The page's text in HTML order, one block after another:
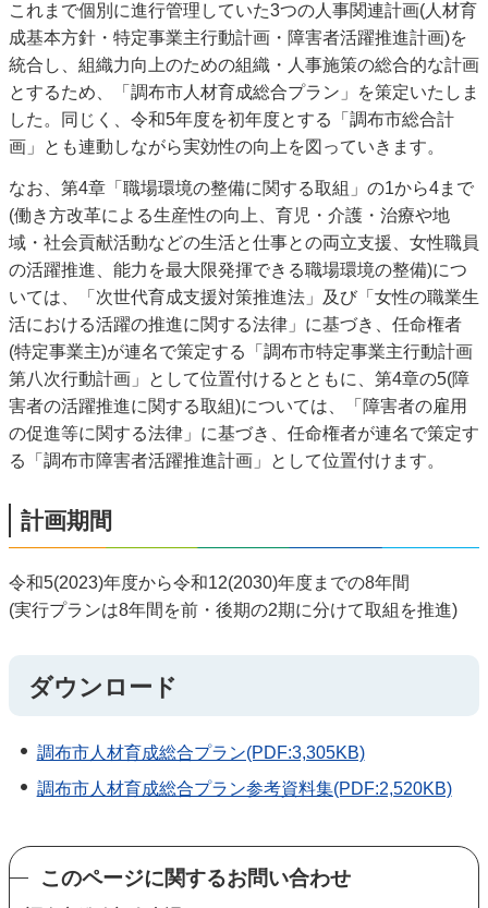
これまで個別に進行管理していた3つの人事関連計画(人材育
成基本方針・特定事業主行動計画・障害者活躍推進計画)を
統合し、組織力向上のための組織・人事施策の総合的な計画
とするため、「調布市人材育成総合プラン」を策定いたしま
した。同じく、令和5年度を初年度とする「調布市総合計
画」とも連動しながら実効性の向上を図っていきます。
なお、第4章「職場環境の整備に関する取組」の1から4まで
(働き方改革による生産性の向上、育児・介護・治療や地
域・社会貢献活動などの生活と仕事との両立支援、女性職員
の活躍推進、能力を最大限発揮できる職場環境の整備)につ
いては、「次世代育成支援対策推進法」及び「女性の職業生
活における活躍の推進に関する法律」に基づき、任命権者
(特定事業主)が連名で策定する「調布市特定事業主行動計画
第八次行動計画」として位置付けるとともに、第4章の5(障
害者の活躍推進に関する取組)については、「障害者の雇用
の促進等に関する法律」に基づき、任命権者が連名で策定す
る「調布市障害者活躍推進計画」として位置付けます。
計画期間
令和5(2023)年度から令和12(2030)年度までの8年間
(実行プランは8年間を前・後期の2期に分けて取組を推進)
ダウンロード
調布市人材育成総合プラン(PDF:3,305KB)
調布市人材育成総合プラン参考資料集(PDF:2,520KB)
このページに関するお問い合わせ